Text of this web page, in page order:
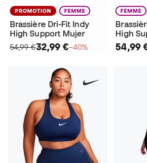
PROMOTION FEMME
Brassière Dri-Fit Indy
High Support Mujer
54,99 €32,99 €−40%
FEMME
High
54,99